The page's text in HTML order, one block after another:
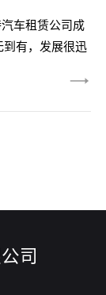
车租赁公司成
到有，发展很迅
，可以说是一
多方面，且获
司